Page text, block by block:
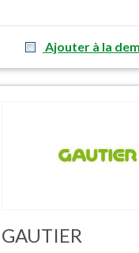
Ajouter à la
GAUTIER